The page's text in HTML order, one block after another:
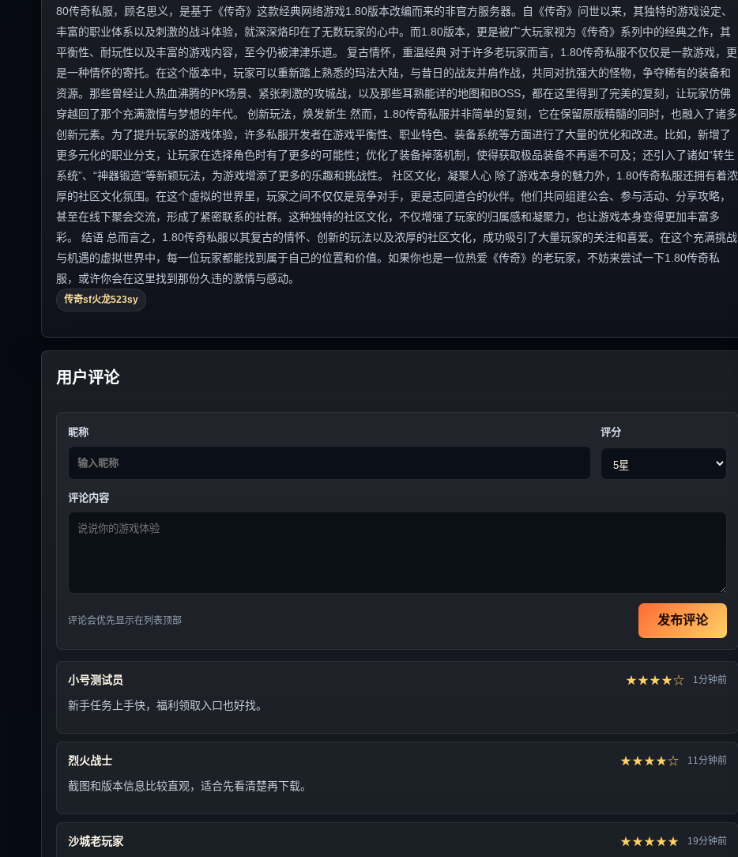
80传奇私服，顾名思义，是基于《传奇》这款经典网络游戏1.80版本改编而来的非官方服务器。自《传奇》问世以来，其独特的游戏设定、
丰富的职业体系以及刺激的战斗体验，就深深烙印在了无数玩家的心中。而1.80版本，更是被广大玩家视为《传奇》系列中的经典之作，其
平衡性、耐玩性以及丰富的游戏内容，至今仍被津津乐道。 复古情怀，重温经典 对于许多老玩家而言，1.80传奇私服不仅仅是一款游戏，更
是一种情怀的寄托。在这个版本中，玩家可以重新踏上熟悉的玛法大陆，与昔日的战友并肩作战，共同对抗强大的怪物，争夺稀有的装备和
资源。那些曾经让人热血沸腾的PK场景、紧张刺激的攻城战，以及那些耳熟能详的地图和BOSS，都在这里得到了完美的复刻，让玩家仿佛
穿越回了那个充满激情与梦想的年代。 创新玩法，焕发新生 然而，1.80传奇私服并非简单的复刻，它在保留原版精髓的同时，也融入了诸多
创新元素。为了提升玩家的游戏体验，许多私服开发者在游戏平衡性、职业特色、装备系统等方面进行了大量的优化和改进。比如，新增了
更多元化的职业分支，让玩家在选择角色时有了更多的可能性；优化了装备掉落机制，使得获取极品装备不再遥不可及；还引入了诸如“转生
系统”、“神器锻造”等新颖玩法，为游戏增添了更多的乐趣和挑战性。 社区文化，凝聚人心 除了游戏本身的魅力外，1.80传奇私服还拥有着浓
厚的社区文化氛围。在这个虚拟的世界里，玩家之间不仅仅是竞争对手，更是志同道合的伙伴。他们共同组建公会、参与活动、分享攻略，
甚至在线下聚会交流，形成了紧密联系的社群。这种独特的社区文化，不仅增强了玩家的归属感和凝聚力，也让游戏本身变得更加丰富多
彩。 结语 总而言之，1.80传奇私服以其复古的情怀、创新的玩法以及浓厚的社区文化，成功吸引了大量玩家的关注和喜爱。在这个充满挑战
与机遇的虚拟世界中，每一位玩家都能找到属于自己的位置和价值。如果你也是一位热爱《传奇》的老玩家，不妨来尝试一下1.80传奇私
服，或许你会在这里找到那份久违的激情与感动。
传奇sf火龙523sy
用户评论
昵称 评分
评论内容
评论会优先显示在列表顶部 发布评论
小号测试员 ★★★★☆ 1分钟前
新手任务上手快，福利领取入口也好找。
烈火战士 ★★★★☆ 11分钟前
截图和版本信息比较直观，适合先看清楚再下载。
沙城老玩家 ★★★★★ 19分钟前